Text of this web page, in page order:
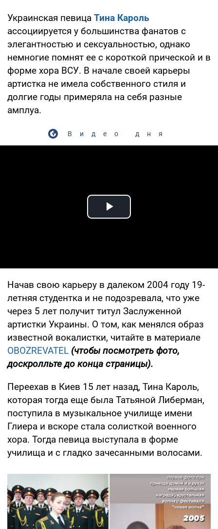
Украинская певица Тина Кароль
ассоциируется у большинства фанатов с
элегантностью и сексуальностью, однако
немногие помнят ее с короткой прической и в
форме хора ВСУ. В начале своей карьеры
артистка не имела собственного стиля и
долгие годы примеряла на себя разные
амплуа.
Видео дня
Play Video
Начав свою карьеру в далеком 2004 году 19-
летняя студентка и не подозревала, что уже
через 5 лет получит титул Заслуженной
артистки Украины. О том, как менялся образ
известной вокалистки, читайте в материале
OBOZREVATEL (чтобы посмотреть фото,
доскролльте до конца страницы).
Переехав в Киев 15 лет назад, Тина Кароль,
которая тогда еще была Татьяной Либерман,
поступила в музыкальное училище имени
Глиера и вскоре стала солисткой военного
хора. Тогда певица выступала в форме
училища и с гладко зачесанными волосами.